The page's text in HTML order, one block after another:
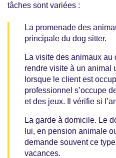
tâches sont variées :
La promenade des
principale du dog sitter.
La visite des animaux
rendre visite à un animal
lorsque le client est
professionnel s’occupe
et des jeux. Il vérifie si
La garde à domicile. Le
lui, en pension animale
demande souvent ce
vacances.